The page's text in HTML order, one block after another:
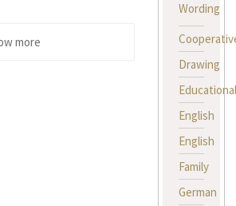
more
Wording
Drawing
Educational
English
English
Family
German